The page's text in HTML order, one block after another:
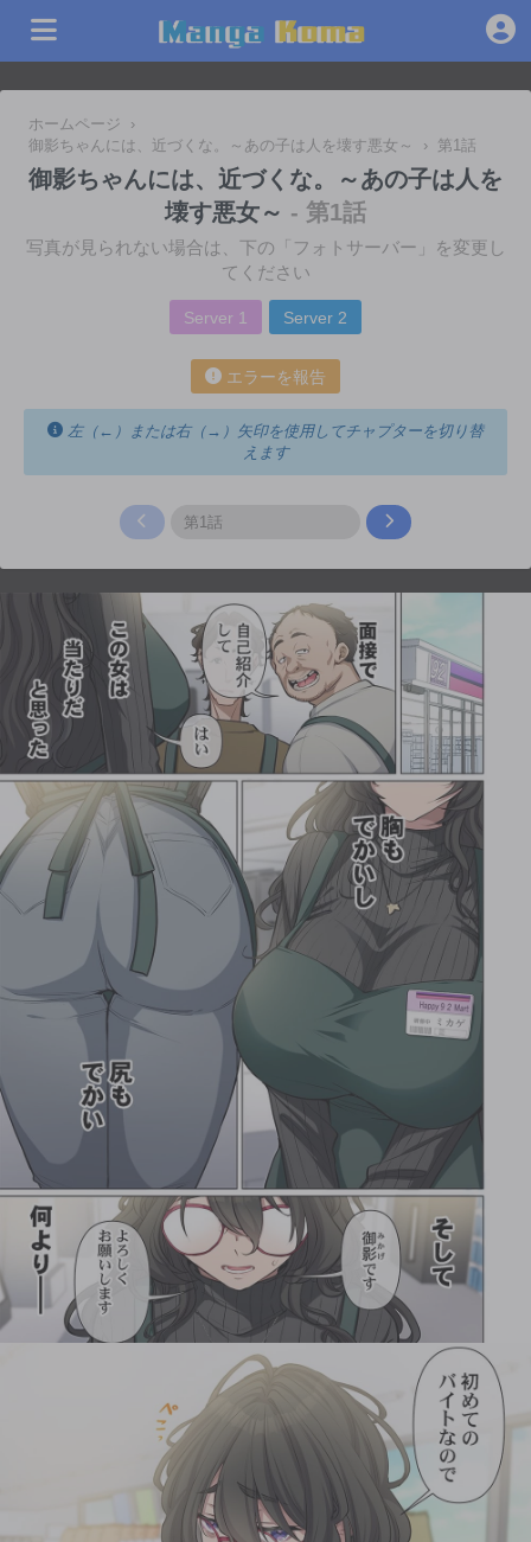
ホームページ
›
御影ちゃんには、近づくな。～あの子は人を壊す悪女～
› 第1話
御影ちゃんには、近づくな。～あの子は人を
壊す悪女～ - 第1話
写真が見られない場合は、下の「フォトサーバー」を変更し
てください
Server 1 Server 2
エラーを報告
左（←）または右（→）矢印を使用してチャプターを切り替
えます